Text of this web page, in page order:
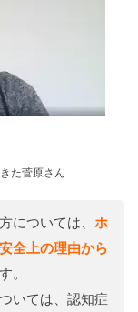
た菅原さん
については、 ホ
全上の理由から
。
いては、認知症